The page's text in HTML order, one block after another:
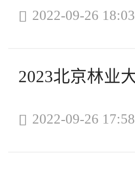
 2022-09-26 18:03
 2022-09-26 17:58